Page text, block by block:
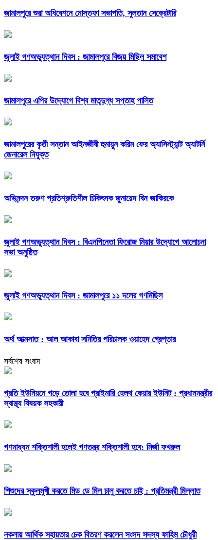
জামালপুরে শুরা অধিবেশনে মোস্তফা সভাপতি, সুলতান সেক্রেটারি
জুলাই গণঅভ্যুত্থান দিবস : জামালপুরে বিজয় মিছিল সমাবেশ
জামালপুরে এপির উদ্যোগে বিশ্ব মাতৃদুগ্ধ সপ্তাহ পালিত
জামালপুরের কৃতী সন্তান আইনজীবী হুমায়ুন করিম ফের অ্যাসিস্ট্যান্ট অ্যাটর্নি
জেনারেল নিযুক্ত
অভিনন্দন তরুণ প্রতিশ্রুতিশীল চিকিৎসক জুনায়েদ বিন জাকিরকে
জুলাই গণঅভ্যুত্থান দিবস : বিএনপিনেতা ফিরোজ মিয়ার উদ্যোগে আলোচনা
সভা অনুষ্ঠিত
জুলাই গণঅভ্যুত্থান দিবস : জামালপুরে ১১ দলের গণমিছিল
অর্থ আত্মসাত : আল আকাবা সমিতির পরিচালক ওয়াহেদ গ্রেপ্তার
সর্বশেষ সংবাদ
প্রতি ইউনিয়নে গড়ে তোলা হবে প্রাইমারি হেলথ কেয়ার ইউনিট : প্রধানমন্ত্রীর
স্বাস্থ্য বিষয়ক সহকারী
গণমাধ্যম শক্তিশালী হলেই গণতন্ত্র শক্তিশালী হবে: মির্জা ফখরুল
শিশুদের স্কুলমুখী করতে মিড ডে মিল চালু করতে চাই : প্রতিমন্ত্রী মিল্লাত
নকলায় আর্থিক সহায়তার চেক বিতরণ করলেন সংসদ সদস্য ফাহিম চৌধুরী